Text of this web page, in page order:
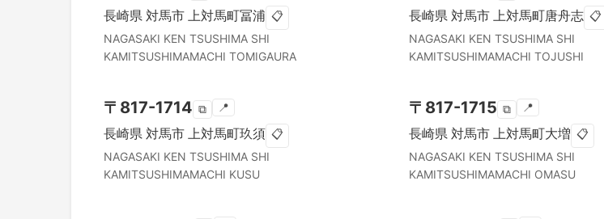
長崎県 対馬市 上対馬町冨浦 📋
NAGASAKI KEN TSUSHIMA SHI
KAMITSUSHIMAMACHI TOMIGAURA
長崎県 対馬市 上対馬町唐舟志 📋
NAGASAKI KEN TSUSHIMA SHI
KAMITSUSHIMAMACHI TOJUSHI
〒 817-1714 ⧉ 📍
長崎県 対馬市 上対馬町玖須 📋
NAGASAKI KEN TSUSHIMA SHI
KAMITSUSHIMAMACHI KUSU
〒 817-1715 ⧉ 📍
長崎県 対馬市 上対馬町大増 📋
NAGASAKI KEN TSUSHIMA SHI
KAMITSUSHIMAMACHI OMASU